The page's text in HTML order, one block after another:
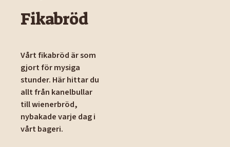
Fikabröd
Vårt fikabröd är som
gjort för mysiga
stunder. Här hittar du
allt från kanelbullar
till wienerbröd,
nybakade varje dag i
vårt bageri.